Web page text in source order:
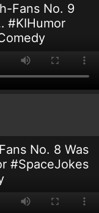
Fans No. 9
#KIHumor
No. 8 Was
#SpaceJokes